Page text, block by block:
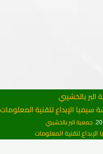
بالخشيبي
الإبداع لتقنية المعلومات
جمعية البر بالخشيبي
لتقنية المعلومات